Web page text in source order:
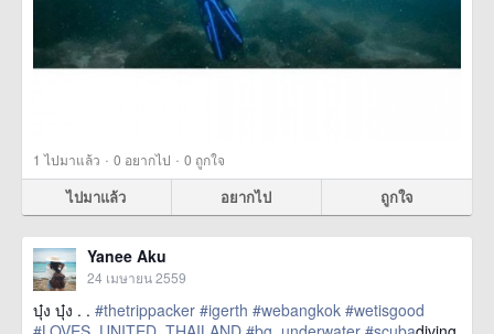
1 ไปมาแล้ว · 0 อยากไป · 0 ถูกใจ
ไปมาแล้ว อยากไป ถูกใจ
Yanee Aku
24 เมษายน 2559
บุ๋ง บุ๋ง . . #thetrippacker #igerth #webangkok #wetisgood